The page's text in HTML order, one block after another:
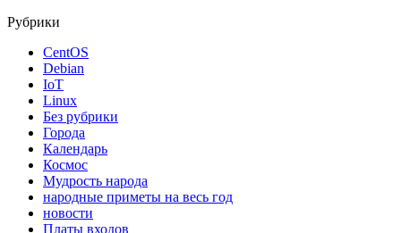
Рубрики
CentOS
Debian
IoT
Linux
Без рубрики
Города
Календарь
Космос
Мудрость народа
народные приметы на весь год
новости
Платы входов